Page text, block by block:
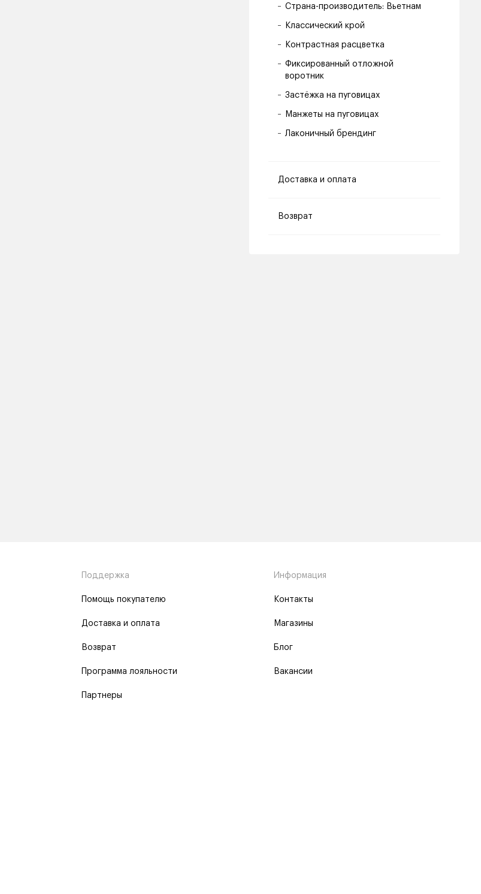
Страна-производитель: Вьетнам
Классический крой
Контрастная расцветка
Фиксированный отложной
воротник
Застёжка на пуговицах
Манжеты на пуговицах
Лаконичный брендинг
Доставка и оплата
Возврат
Поддержка
Помощь покупателю
Доставка и оплата
Возврат
Программа лояльности
Партнеры
Информация
Контакты
Магазины
Блог
Вакансии